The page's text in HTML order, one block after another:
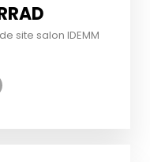
site salon IDEMM